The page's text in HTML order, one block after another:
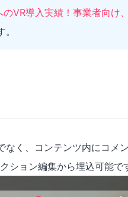
VR導入実績！事業者向け
く、コンテンツ内にコメ
ション編集から埋込可能で